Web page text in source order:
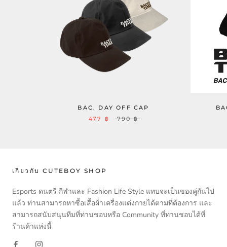
BAC. DAY OFF CAP
477 ฿
790 ฿
เกี่ยวกับ CUTEBOY SHOP
Esports ดนตรี กีฬาและ Fashion Life Style แทบจะเป็นของคู่กันไป
แล้ว ท่านสามารถหาซื้อเสื้อผ้าเครื่องแต่งกายได้ตามที่ต้องการ และ
สามารถสนับสนุนทีมที่ท่านชอบหรือ Community ที่ท่านชอบได้ที่
ร้านค้าแห่งนี้